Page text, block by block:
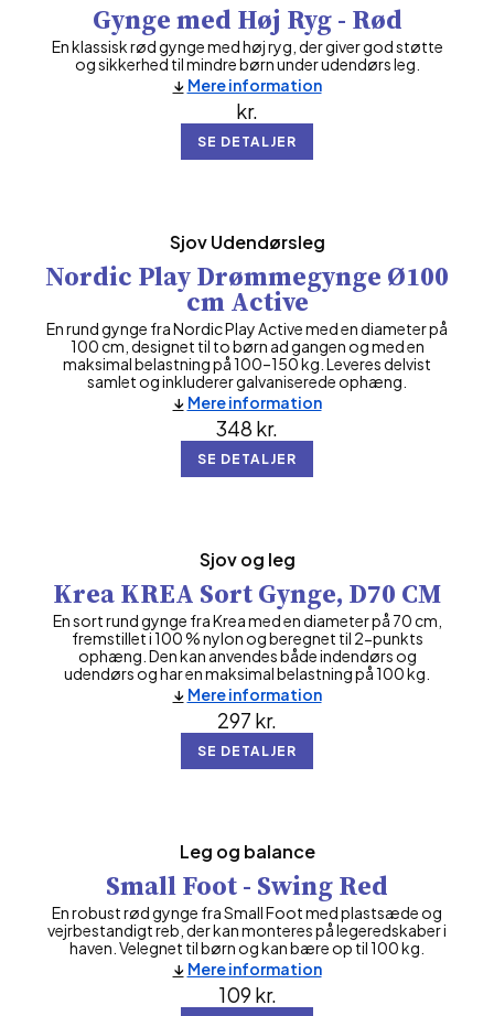
Gynge med Høj Ryg - Rød
En klassisk rød gynge med høj ryg, der giver god støtte
og sikkerhed til mindre børn under udendørs leg.
kr.
SE DETALJER
Mere information
Sjov Udendørsleg
Nordic Play Drømmegynge Ø100
cm Active
En rund gynge fra Nordic Play Active med en diameter på
100 cm, designet til to børn ad gangen og med en
maksimal belastning på 100–150 kg. Leveres delvist
samlet og inkluderer galvaniserede ophæng.
348 kr.
SE DETALJER
Mere information
Sjov og leg
Krea KREA Sort Gynge, D70 CM
En sort rund gynge fra Krea med en diameter på 70 cm,
fremstillet i 100 % nylon og beregnet til 2-punkts
ophæng. Den kan anvendes både indendørs og
udendørs og har en maksimal belastning på 100 kg.
297 kr.
SE DETALJER
Mere information
Leg og balance
Small Foot - Swing Red
En robust rød gynge fra Small Foot med plastsæde og
vejrbestandigt reb, der kan monteres på legeredskaber i
haven. Velegnet til børn og kan bære op til 100 kg.
109 kr.
Mere information